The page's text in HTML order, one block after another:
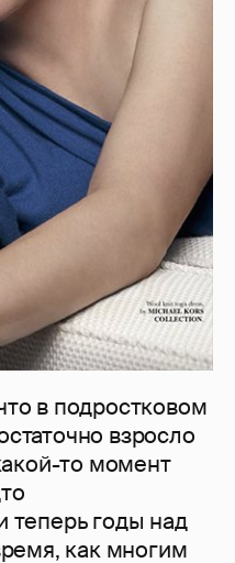
в подростковом
взросло
то момент
теперь годы над
как многим